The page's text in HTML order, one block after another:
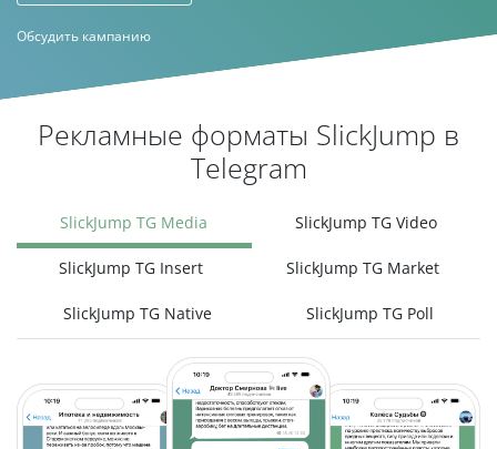
Обсудить кампанию
Рекламные форматы SlickJump в
Telegram
SlickJump TG Media SlickJump TG Video
SlickJump TG Insert SlickJump TG Market
SlickJump TG Native SlickJump TG Poll